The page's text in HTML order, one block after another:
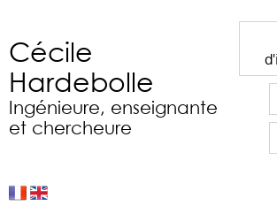
Cécile
Hardebolle
Ingénieure, enseignante
et chercheure